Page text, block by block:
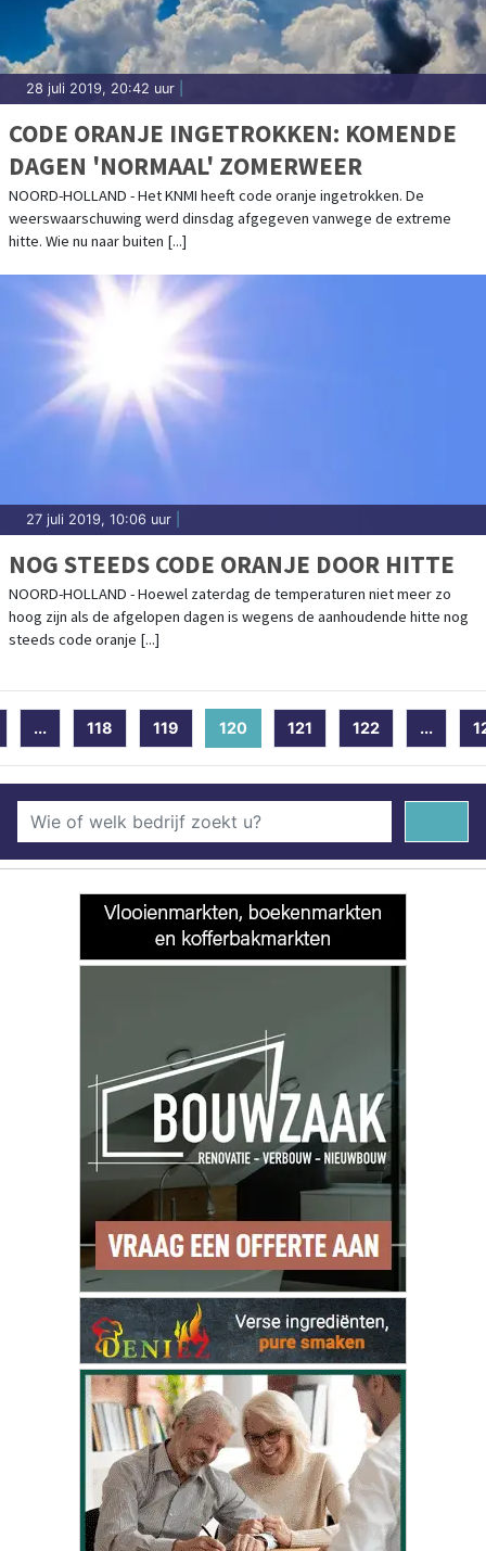
28 juli 2019, 20:42 uur
CODE ORANJE INGETROKKEN: KOMENDE
DAGEN 'NORMAAL' ZOMERWEER
NOORD-HOLLAND - Het KNMI heeft code oranje ingetrokken. De
weerswaarschuwing werd dinsdag afgegeven vanwege de extreme
hitte. Wie nu naar buiten [...]
27 juli 2019, 10:06 uur
NOG STEEDS CODE ORANJE DOOR HITTE
NOORD-HOLLAND - Hoewel zaterdag de temperaturen niet meer zo
hoog zijn als de afgelopen dagen is wegens de aanhoudende hitte nog
steeds code oranje [...]
... 118 119 120 (current)
121 122 ...